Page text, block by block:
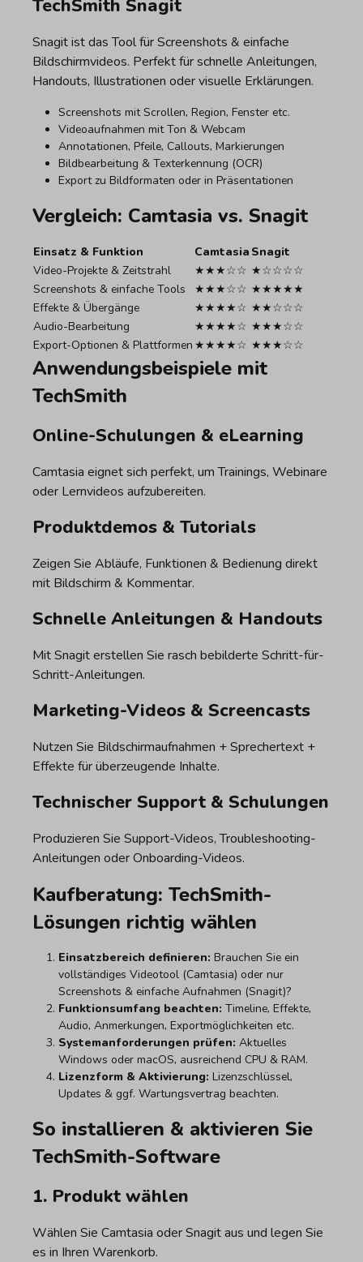
TechSmith Snagit
Snagit ist das Tool für Screenshots & einfache
Bildschirmvideos. Perfekt für schnelle Anleitungen,
Handouts, Illustrationen oder visuelle Erklärungen.
Screenshots mit Scrollen, Region, Fenster etc.
Videoaufnahmen mit Ton & Webcam
Annotationen, Pfeile, Callouts, Markierungen
Bildbearbeitung & Texterkennung (OCR)
Export zu Bildformaten oder in Präsentationen
Vergleich: Camtasia vs. Snagit
Einsatz & Funktion Camtasia Snagit
Video-Projekte & Zeitstrahl
★★★☆☆ ★☆☆☆☆
Screenshots & einfache Tools
★★★☆☆ ★★★★★
Effekte & Übergänge
★★★★☆ ★★☆☆☆
Audio-Bearbeitung
★★★★☆ ★★★☆☆
Export-Optionen & Plattformen ★★★★☆ ★★★☆☆
Anwendungsbeispiele mit
TechSmith
Online-Schulungen & eLearning
Camtasia eignet sich perfekt, um Trainings, Webinare
oder Lernvideos aufzubereiten.
Produktdemos & Tutorials
Zeigen Sie Abläufe, Funktionen & Bedienung direkt
mit Bildschirm & Kommentar.
Schnelle Anleitungen & Handouts
Mit Snagit erstellen Sie rasch bebilderte Schritt-für-
Schritt-Anleitungen.
Marketing-Videos & Screencasts
Nutzen Sie Bildschirmaufnahmen + Sprechertext +
Effekte für überzeugende Inhalte.
Technischer Support & Schulungen
Produzieren Sie Support-Videos, Troubleshooting-
Anleitungen oder Onboarding-Videos.
Kaufberatung: TechSmith-
Lösungen richtig wählen
Einsatzbereich definieren: Brauchen Sie ein
vollständiges Videotool (Camtasia) oder nur
Screenshots & einfache Aufnahmen (Snagit)?
Funktionsumfang beachten: Timeline, Effekte,
Audio, Anmerkungen, Exportmöglichkeiten etc.
Systemanforderungen prüfen: Aktuelles
Windows oder macOS, ausreichend CPU & RAM.
Lizenzform & Aktivierung: Lizenzschlüssel,
Updates & ggf. Wartungsvertrag beachten.
So installieren & aktivieren Sie
TechSmith-Software
1. Produkt wählen
Wählen Sie Camtasia oder Snagit aus und legen Sie
es in Ihren Warenkorb.